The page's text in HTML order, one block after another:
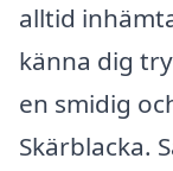
alltid
känna dig
en smidig
Skärblacka.